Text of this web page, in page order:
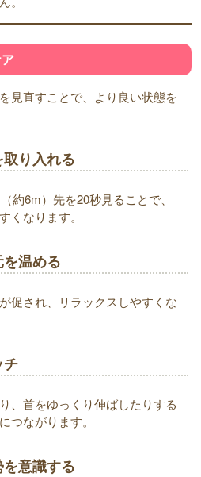
見直すことで、より良い状態を
り入れる
約6m）先を20秒見ることで、
くなります。
温める
促され、リラックスしやすくな
、首をゆっくり伸ばしたりする
つながります。
意識する